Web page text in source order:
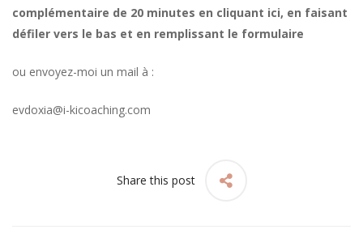
complémentaire de 20 minutes en cliquant ici, en faisant
défiler vers le bas et en remplissant le formulaire
ou envoyez-moi un mail à :
evdoxia@i-kicoaching.com
Share this post